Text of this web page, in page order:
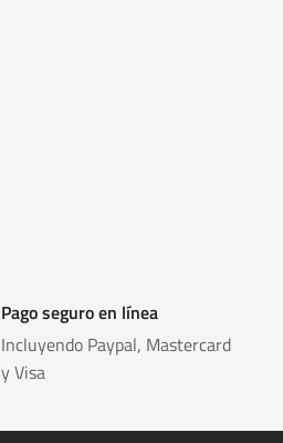
Pago seguro en línea
Incluyendo Paypal, Mastercard
y Visa